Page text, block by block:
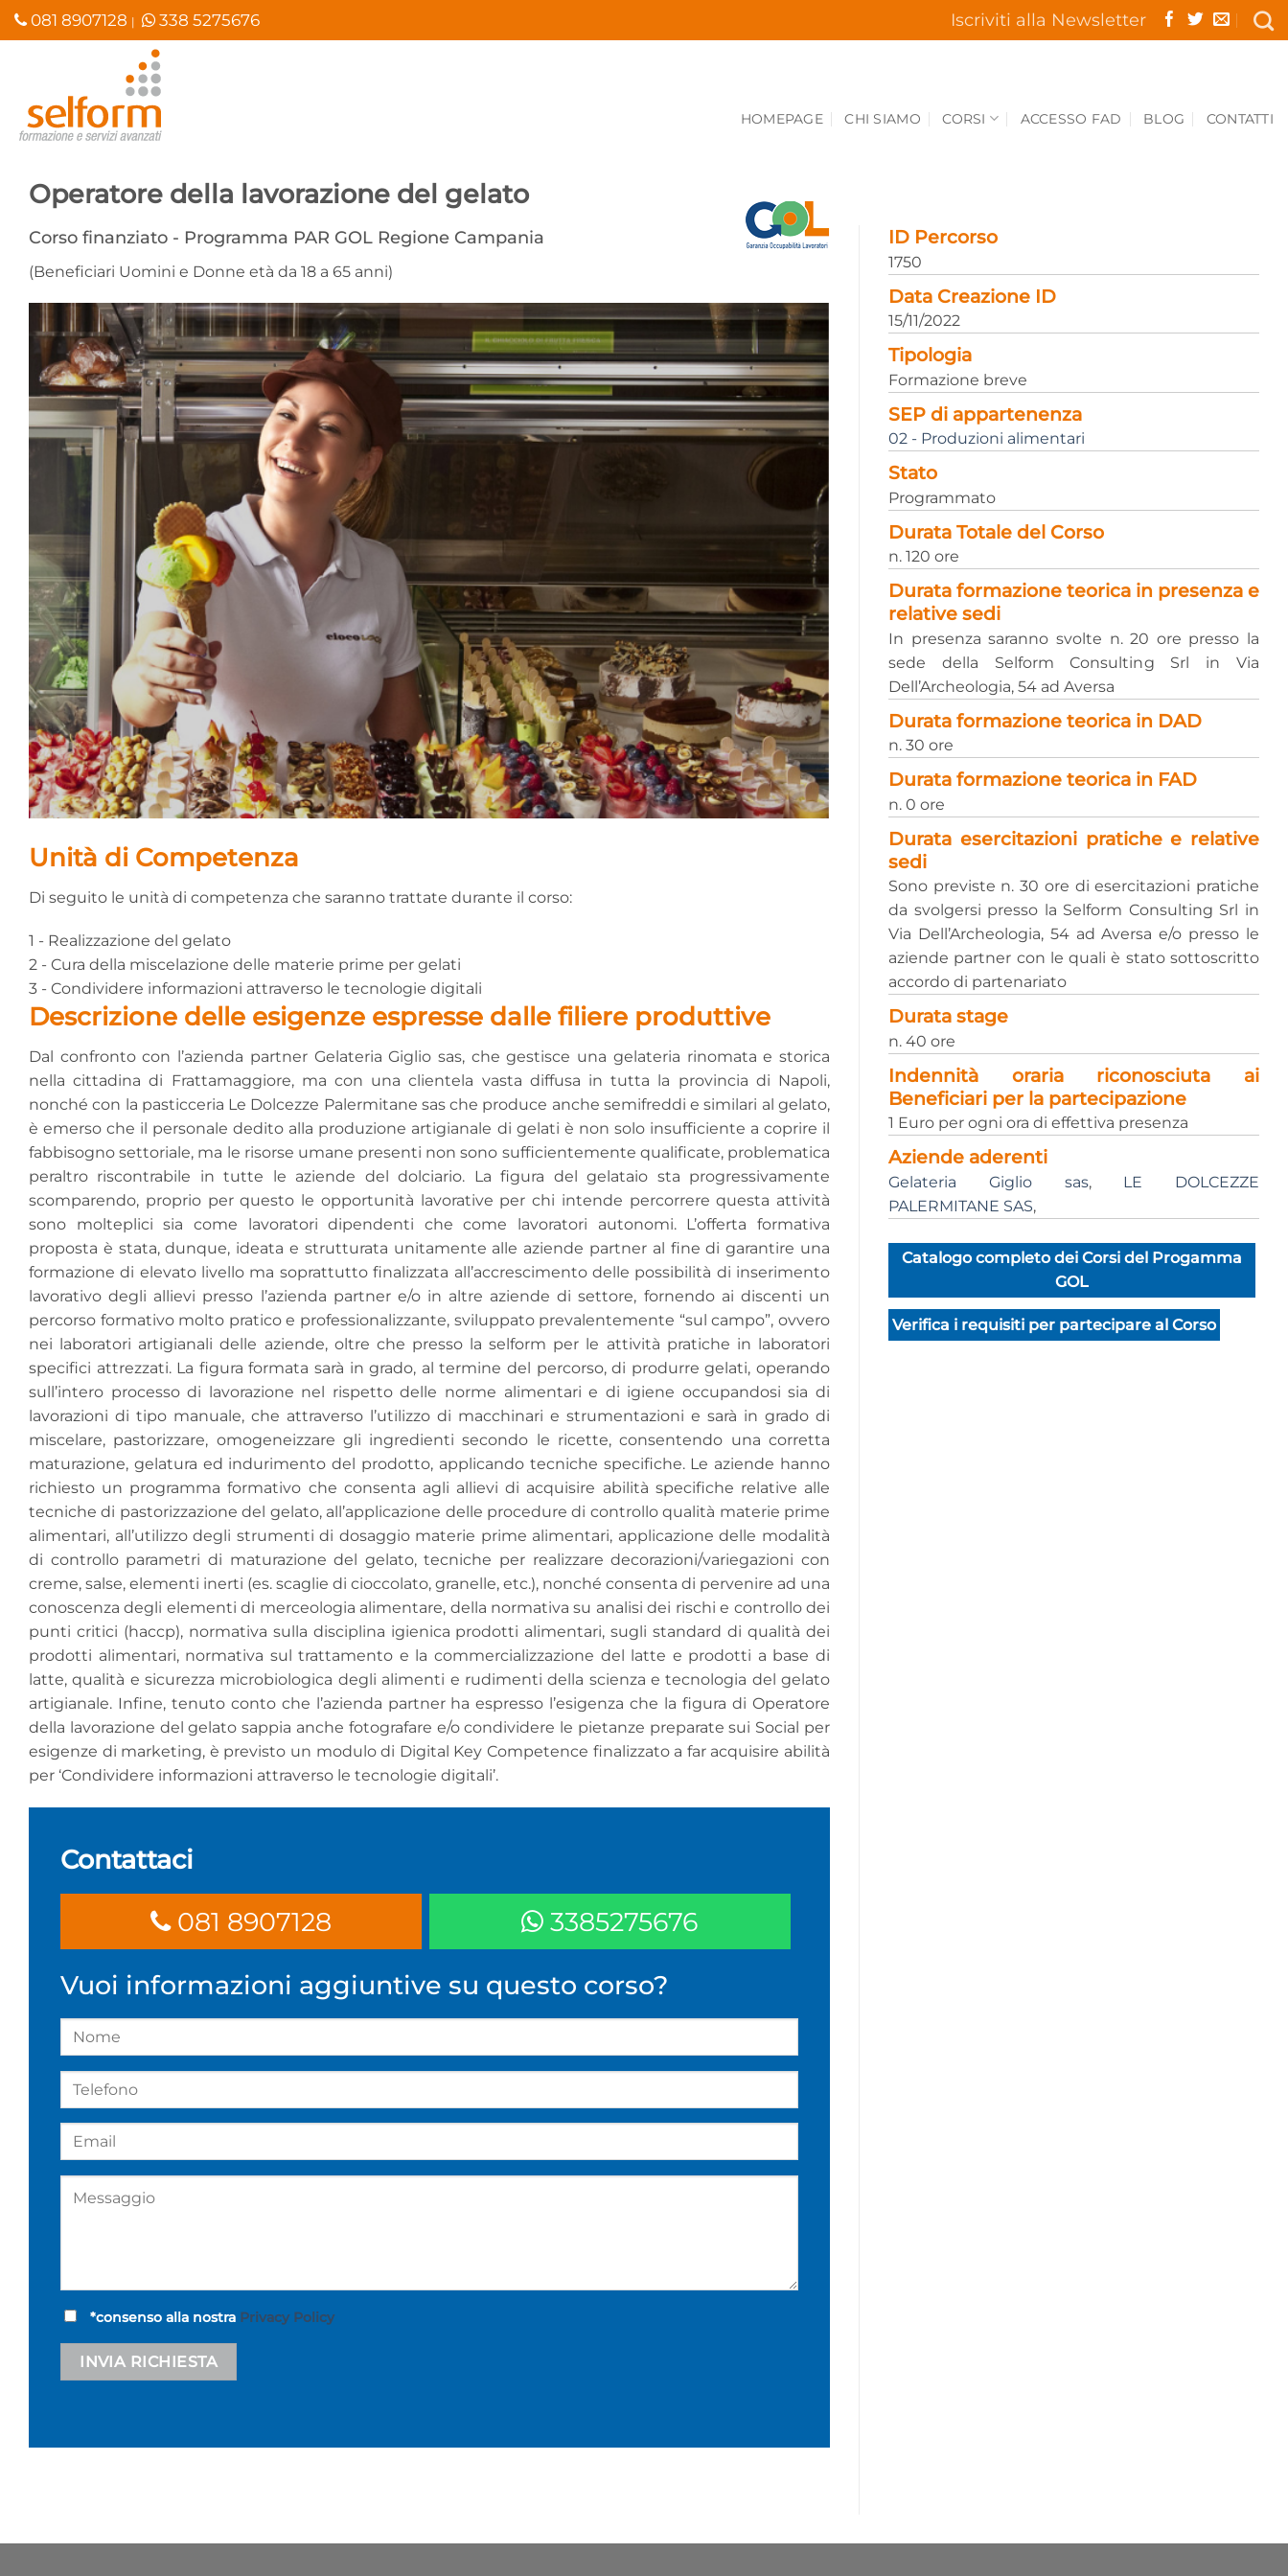
Salta081 8907128 | 338 5275676 Iscriviti alla Newsletter
HOMEPAGE CHI SIAMO CORSI ACCESSO FAD BLOG CONTATTI
Operatore della lavorazione del gelato
Corso finanziato - Programma PAR GOL Regione Campania
(Beneficiari Uomini e Donne età da 18 a 65 anni)
Unità di Competenza
Di seguito le unità di competenza che saranno trattate durante il corso:
1 - Realizzazione del gelato
2 - Cura della miscelazione delle materie prime per gelati
3 - Condividere informazioni attraverso le tecnologie digitali
Descrizione delle esigenze espresse dalle filiere produttive
Dal confronto con l’azienda partner Gelateria Giglio sas, che gestisce una gelateria rinomata e storica
nella cittadina di Frattamaggiore, ma con una clientela vasta diffusa in tutta la provincia di Napoli,
nonché con la pasticceria Le Dolcezze Palermitane sas che produce anche semifreddi e similari al gelato,
è emerso che il personale dedito alla produzione artigianale di gelati è non solo insufficiente a coprire il
fabbisogno settoriale, ma le risorse umane presenti non sono sufficientemente qualificate, problematica
peraltro riscontrabile in tutte le aziende del dolciario. La figura del gelataio sta progressivamente
scomparendo, proprio per questo le opportunità lavorative per chi intende percorrere questa attività
sono molteplici sia come lavoratori dipendenti che come lavoratori autonomi. L’offerta formativa
proposta è stata, dunque, ideata e strutturata unitamente alle aziende partner al fine di garantire una
formazione di elevato livello ma soprattutto finalizzata all’accrescimento delle possibilità di inserimento
lavorativo degli allievi presso l’azienda partner e/o in altre aziende di settore, fornendo ai discenti un
percorso formativo molto pratico e professionalizzante, sviluppato prevalentemente “sul campo”, ovvero
nei laboratori artigianali delle aziende, oltre che presso la selform per le attività pratiche in laboratori
specifici attrezzati. La figura formata sarà in grado, al termine del percorso, di produrre gelati, operando
sull’intero processo di lavorazione nel rispetto delle norme alimentari e di igiene occupandosi sia di
lavorazioni di tipo manuale, che attraverso l’utilizzo di macchinari e strumentazioni e sarà in grado di
miscelare, pastorizzare, omogeneizzare gli ingredienti secondo le ricette, consentendo una corretta
maturazione, gelatura ed indurimento del prodotto, applicando tecniche specifiche. Le aziende hanno
richiesto un programma formativo che consenta agli allievi di acquisire abilità specifiche relative alle
tecniche di pastorizzazione del gelato, all’applicazione delle procedure di controllo qualità materie prime
alimentari, all’utilizzo degli strumenti di dosaggio materie prime alimentari, applicazione delle modalità
di controllo parametri di maturazione del gelato, tecniche per realizzare decorazioni/variegazioni con
creme, salse, elementi inerti (es. scaglie di cioccolato, granelle, etc.), nonché consenta di pervenire ad una
conoscenza degli elementi di merceologia alimentare, della normativa su analisi dei rischi e controllo dei
punti critici (haccp), normativa sulla disciplina igienica prodotti alimentari, sugli standard di qualità dei
prodotti alimentari, normativa sul trattamento e la commercializzazione del latte e prodotti a base di
latte, qualità e sicurezza microbiologica degli alimenti e rudimenti della scienza e tecnologia del gelato
artigianale. Infine, tenuto conto che l’azienda partner ha espresso l’esigenza che la figura di Operatore
della lavorazione del gelato sappia anche fotografare e/o condividere le pietanze preparate sui Social per
esigenze di marketing, è previsto un modulo di Digital Key Competence finalizzato a far acquisire abilità
per ‘Condividere informazioni attraverso le tecnologie digitali’.
Contattaci
081 8907128
3385275676
Vuoi informazioni aggiuntive su questo corso?
*consenso alla nostra Privacy Policy
ID Percorso
1750
Data Creazione ID
15/11/2022
Tipologia
Formazione breve
SEP di appartenenza
02 - Produzioni alimentari
Stato
Programmato
Durata Totale del Corso
n. 120 ore
Durata formazione teorica in presenza e
relative sedi
In presenza saranno svolte n. 20 ore presso la
sede della Selform Consulting Srl in Via
Dell’Archeologia, 54 ad Aversa
Durata formazione teorica in DAD
n. 30 ore
Durata formazione teorica in FAD
n. 0 ore
Durata esercitazioni pratiche e relative
sedi
Sono previste n. 30 ore di esercitazioni pratiche
da svolgersi presso la Selform Consulting Srl in
Via Dell’Archeologia, 54 ad Aversa e/o presso le
aziende partner con le quali è stato sottoscritto
accordo di partenariato
Durata stage
n. 40 ore
Indennità oraria riconosciuta ai
Beneficiari per la partecipazione
1 Euro per ogni ora di effettiva presenza
Aziende aderenti
Gelateria Giglio sas, LE DOLCEZZE
PALERMITANE SAS,
Catalogo completo dei Corsi del Progamma
GOL
Verifica i requisiti per partecipare al Corso